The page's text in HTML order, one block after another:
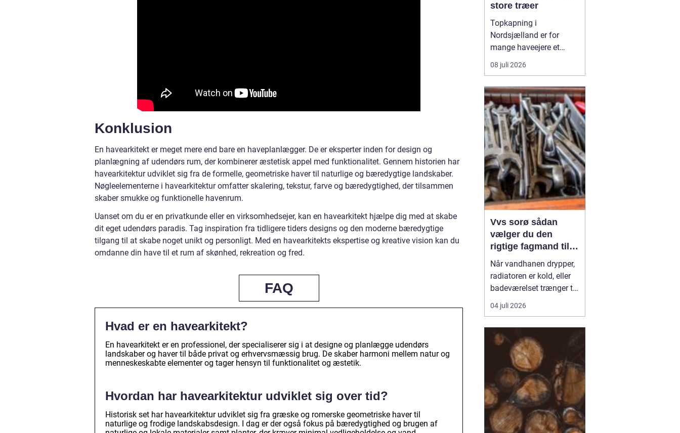
Konklusion
En havearkitekt er meget mere end bare en haveplanlægger. De er eksperter inden for design og
planlægning af udendørs rum, der kombinerer æstetisk appel med funktionalitet. Gennem historien har
havearkitektur udviklet sig fra de formelle, geometriske haver til naturlige og bæredygtige landskaber.
Nøgleelementerne i havearkitektur omfatter skalering, tekstur, farve og bæredygtighed, der tilsammen
skaber smukke og funktionelle havenrum.
Uanset om du er en privatkunde eller en virksomhedsejer, kan en havearkitekt hjælpe dig med at skabe
dit eget udendørs paradis. Tag inspiration fra tidligere tiders designs og den moderne bæredygtige
tilgang til at skabe noget unikt og personligt. Med en havearkitekts ekspertise og kreative vision kan du
omdanne din have til et rum af skønhed, rekreation og fred.
FAQ
Hvad er en havearkitekt?
En havearkitekt er en professionel, der specialiserer sig i at designe og planlægge udendørs
landskaber og haver til både privat og erhvervsmæssig brug. De skaber harmoni mellem natur og
menneskeskabte elementer og tager hensyn til funktionalitet og æstetik.
Hvordan har havearkitektur udviklet sig over tid?
Historisk set har havearkitektur udviklet sig fra græske og romerske geometriske haver til
naturlige og frodige landskabsdesign. I dag er der også fokus på bæredygtighed og brugen af
store træer
Topkapning i
Nordsjælland er for
mange haveejere et
nødvendigt skridt, når
store træer skaber
fare for skader på huse
og haver. Mange træer i
området er gamle, høje
og placeret ...
08 juli 2026
Vvs sorø sådan
vælger du den
rigtige fagmand til
vand, varme og
energi
Når vandhanen drypper,
radiatoren er kold, eller
badeværelset trænger til
en gennemgribende
renovering, kan det
bøvlet, hvis arbejdet ikke
bliver gjort rigtigt første
gang. Derfor giver det
god mening at bruge en
lokal, aut...
04 juli 2026